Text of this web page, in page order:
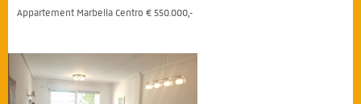
Appartement Marbella Centro € 550.000,-